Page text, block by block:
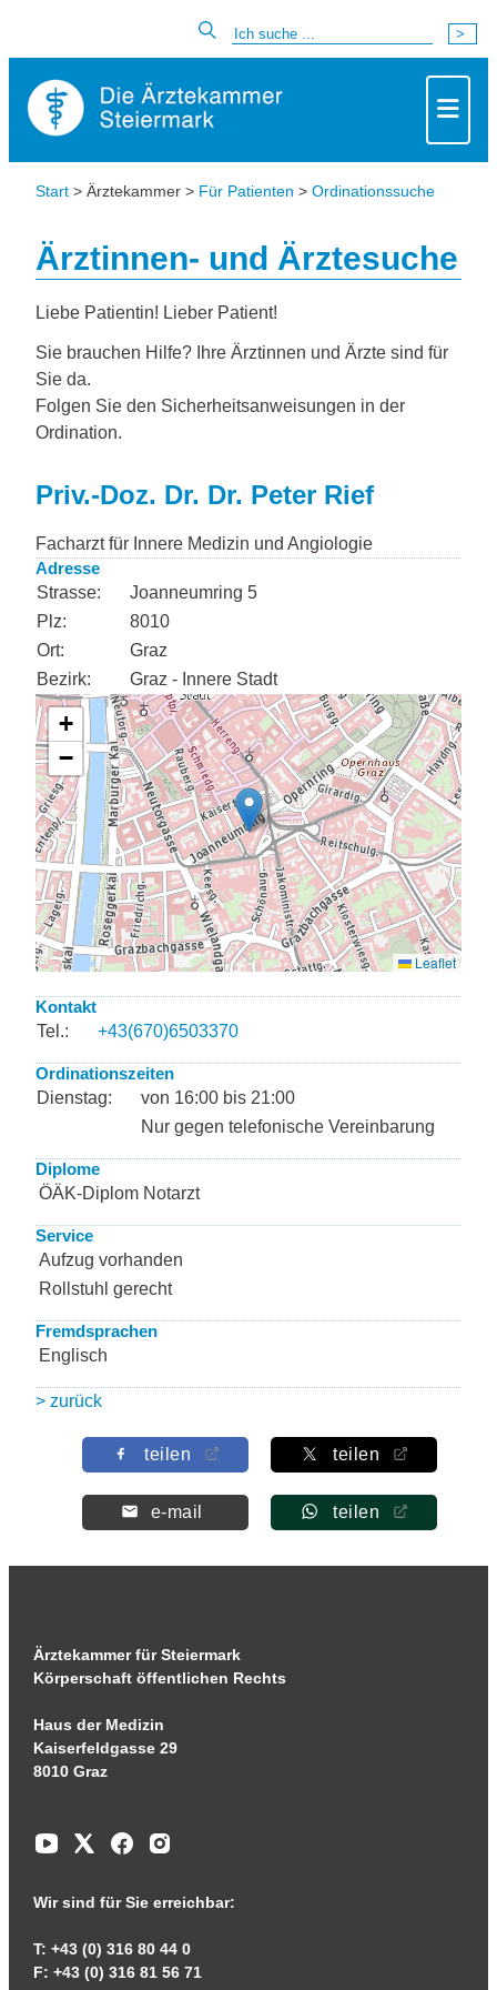
Start > Ärztekammer > Für Patienten > Ordinationssuche
Ärztinnen- und Ärztesuche
Liebe Patientin! Lieber Patient!
Sie brauchen Hilfe? Ihre Ärztinnen und Ärzte sind für
Sie da.
Folgen Sie den Sicherheitsanweisungen in der
Ordination.
Priv.-Doz. Dr. Dr. Peter Rief
Facharzt für Innere Medizin und Angiologie
Adresse
Strasse:
Joanneumring 5
Plz:
8010
Ort:
Graz
Bezirk:
Graz - Innere Stadt
Kontakt
Tel.:
+43(670)6503370
Ordinationszeiten
Dienstag:
von 16:00 bis 21:00
Nur gegen telefonische Vereinbarung
Diplome
ÖÄK-Diplom Notarzt
Service
Aufzug vorhanden
Rollstuhl gerecht
Fremdsprachen
Englisch
> zurück
teilen teilen
e-mail teilen
Ärztekammer für Steiermark
Körperschaft öffentlichen Rechts
Haus der Medizin
Kaiserfeldgasse 29
8010 Graz
Wir sind für Sie erreichbar:
T: +43 (0) 316 80 44 0
F: +43 (0) 316 81 56 71